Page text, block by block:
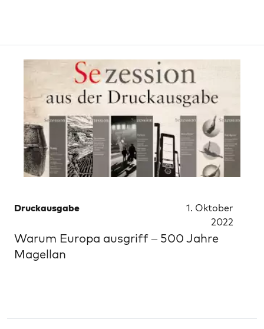
Druckausgabe
1. Oktober
2022
Warum Europa ausgriff – 500 Jahre
Magellan